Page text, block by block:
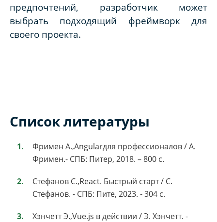
предпочтений, разработчик может
выбрать подходящий фреймворк для
своего проекта.
Список литературы
Фримен А.,Angularдля профессионалов / А.
Фримен.- СПБ: Питер, 2018. – 800 с.
Стефанов С.,React. Быстрый старт / С.
Стефанов. - СПБ: Пите, 2023. - 304 c.
Хэнчетт Э.,Vue.js в действии / Э. Хэнчетт. -